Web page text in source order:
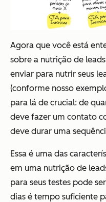
Agora que você está
sobre a nutrição de
enviar para nutrir seus
(conforme nosso
para lá de crucial: de
deve fazer um contato
deve durar uma
Essa é uma das
em uma nutrição de
para seus testes pode
dias é tempo suficiente